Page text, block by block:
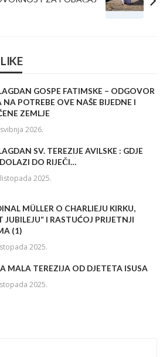
GOSPE FATIMSKE – ODGOVOR
NA POTREBE OVE NAŠE BIJEDNE I
ZEMLJE
2026.
SV. TEREZIJE AVILSKE : GDJE
DO RIJEČI…
2025.
MÜLLER O CHARLIEJU KIRKU,
JUBILEJU“ I RASTUĆOJ PRIJETNJI
(1)
2025.
MALA TEREZIJA OD DJETETA ISUSA
2025.